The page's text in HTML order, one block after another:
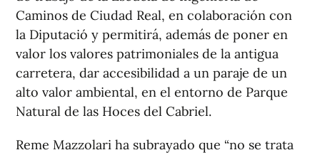
Caminos de Ciudad Real, en colaboración con
la Diputació y permitirá, además de poner en
valor los valores patrimoniales de la antigua
carretera, dar accesibilidad a un paraje de un
alto valor ambiental, en el entorno de Parque
Natural de las Hoces del Cabriel.
Reme Mazzolari ha subrayado que “no se trata